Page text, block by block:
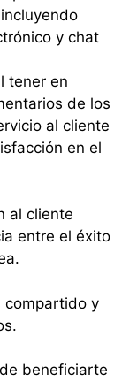
y chat
tener en
de los
al cliente
en el
al cliente
entre el éxito
compartido y
beneficiarte